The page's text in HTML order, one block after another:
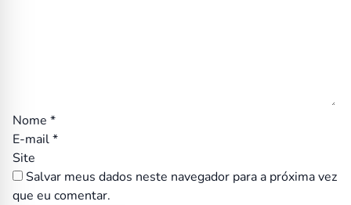
Nome *
E-mail*
Site
Salvar meus dados neste navegador para a próxima vez
que eu comentar.